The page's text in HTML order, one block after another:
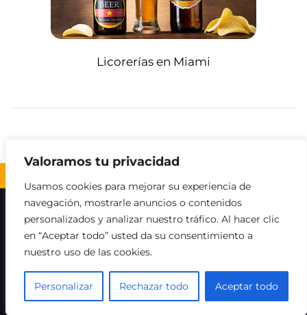
Valoramos tu privacidad
Usamos cookies para mejorar su experiencia de
navegación, mostrarle anuncios o contenidos
personalizados y analizar nuestro tráfico. Al hacer clic
en “Aceptar todo” usted da su consentimiento a
nuestro uso de las cookies.
Personalizar Rechazar todo Aceptar todo
Licorerías en Miami
Sobre nosotros Contacto Aviso legal
Política de Cookies Política de privacidad